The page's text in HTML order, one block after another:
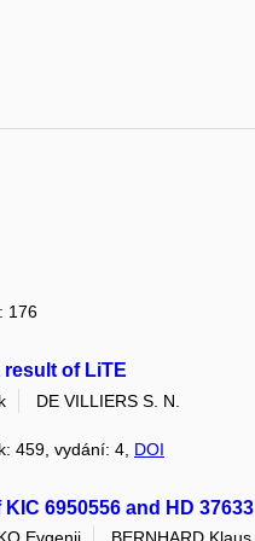
176
of LiTE
DE VILLIERS S. N.
459, vydání: 4, DOI
6950556 and HD 37633